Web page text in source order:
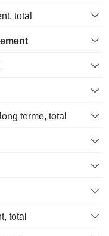
total
terme, total
total